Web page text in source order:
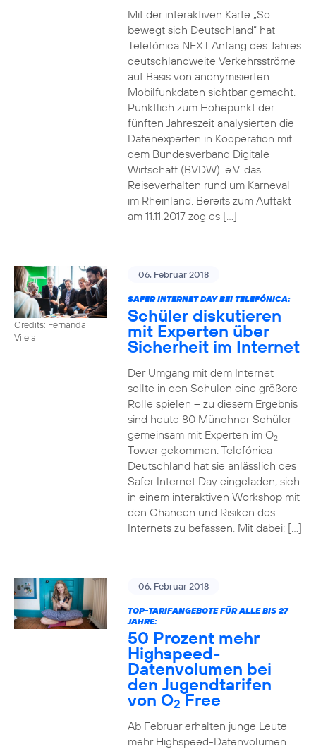
Mit der interaktiven Karte „So
bewegt sich Deutschland“ hat
Telefónica NEXT Anfang des Jahres
deutschlandweite Verkehrsströme
auf Basis von anonymisierten
Mobilfunkdaten sichtbar gemacht.
Pünktlich zum Höhepunkt der
fünften Jahreszeit analysierten die
Datenexperten in Kooperation mit
dem Bundesverband Digitale
Wirtschaft (BVDW). e.V. das
Reiseverhalten rund um Karneval
im Rheinland. Bereits zum Auftakt
am 11.11.2017 zog es […]
Credits: Fernanda
Vilela
06. Februar 2018
SAFER INTERNET DAY BEI TELEFÓNICA:
Schüler diskutieren
mit Experten über
Sicherheit im Internet
Der Umgang mit dem Internet
sollte in den Schulen eine größere
Rolle spielen – zu diesem Ergebnis
sind heute 80 Münchner Schüler
gemeinsam mit Experten im O2
Tower gekommen. Telefónica
Deutschland hat sie anlässlich des
Safer Internet Day eingeladen, sich
in einem interaktiven Workshop mit
den Chancen und Risiken des
Internets zu befassen. Mit dabei: […]
06. Februar 2018
TOP-TARIFANGEBOTE FÜR ALLE BIS 27
JAHRE:
50 Prozent mehr
Highspeed-
Datenvolumen bei
den Jugendtarifen
von O2Free
Ab Februar erhalten junge Leute
mehr Highspeed-Datenvolumen